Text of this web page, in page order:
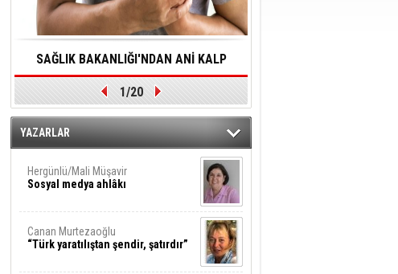
SAĞLIK BAKANLIĞI'NDAN ANİ KALP
DURMALARINA HIZLI MÜDAHALE
EDİLMESİNE YÖNELİK ÖNLENMESİ İÇİN
ÖNEMLİ ADIM
1/20
YAZARLAR
Hergünlü/Mali Müşavir
Sosyal medya ahlâkı
Canan Murtezaoğlu
“Türk yaratılıştan şendir, şatırdır”